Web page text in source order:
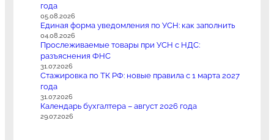
года
05.08.2026
Единая форма уведомления по УСН: как заполнить
04.08.2026
Прослеживаемые товары при УСН с НДС:
разъяснения ФНС
31.07.2026
Стажировка по ТК РФ: новые правила с 1 марта 2027
года
31.07.2026
Календарь бухгалтера – август 2026 года
29.07.2026